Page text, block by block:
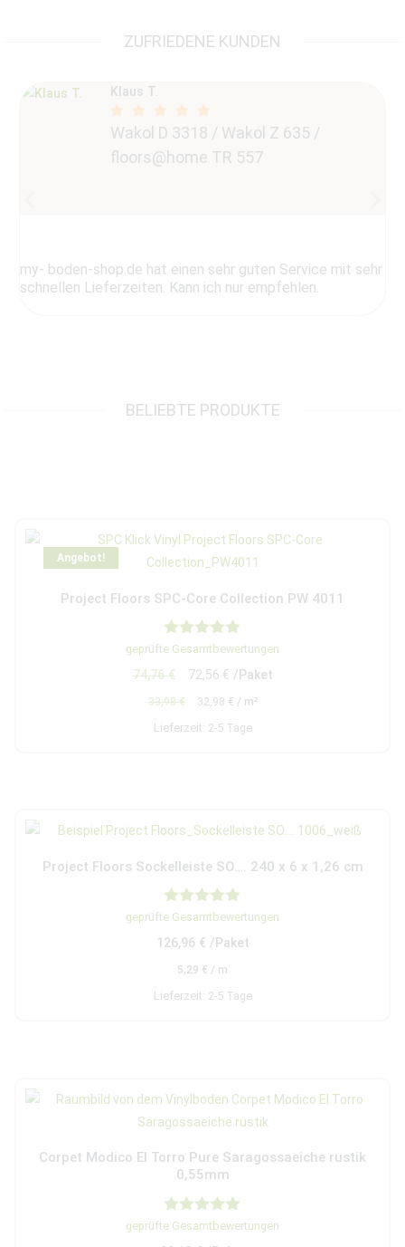
ZUFRIEDENE KUNDEN
Klaus T.
    
Wakol D 3318 / Wakol Z 635 /
floors@home TR 557
my- boden-shop.de hat einen sehr guten Service mit sehr
schnellen Lieferzeiten. Kann ich nur empfehlen.
BELIEBTE PRODUKTE
Angebot!
Project Floors SPC-Core Collection PW 4011
Bewertet mit
von 5
geprüfte Gesamtbewertungen
74,76€ 72,56 € /Paket
33,98€ 32,98 € / m²
Lieferzeit: 2-5 Tage
Project Floors Sockelleiste SO…. 240 x 6 x 1,26 cm
Bewertet mit
von 5
geprüfte Gesamtbewertungen
126,96 € /Paket
5,29 € / m
Lieferzeit: 2-5 Tage
Corpet Modico El Torro Pure Saragossaeiche rustik
0,55mm
Bewertet mit
geprüfte Gesamtbewertungen